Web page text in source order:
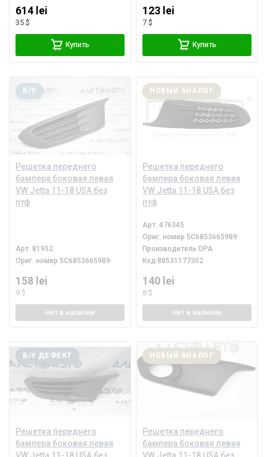
614 lei
35 $
Купить
123 lei
7 $
Купить
Решетка переднего
бампера боковая левая
VW Jetta 11-18 USA без
птф
Б/У
Арт. 81952
Ориг. номер 5C68536659B9
158 lei
9 $
Нет в наличии
Решетка переднего
бампера боковая левая
VW Jetta 11-18 USA без
птф
НОВЫЙ АНАЛОГ
Арт.476345
Ориг. номер 5C68536659B9
Производитель DPA
Код 88531177302
140 lei
8 $
Нет в наличии
Решетка переднего
бампера боковая левая
Б/У ДЕФЕКТ
Решетка переднего
бампера боковая левая
НОВЫЙ АНАЛОГ